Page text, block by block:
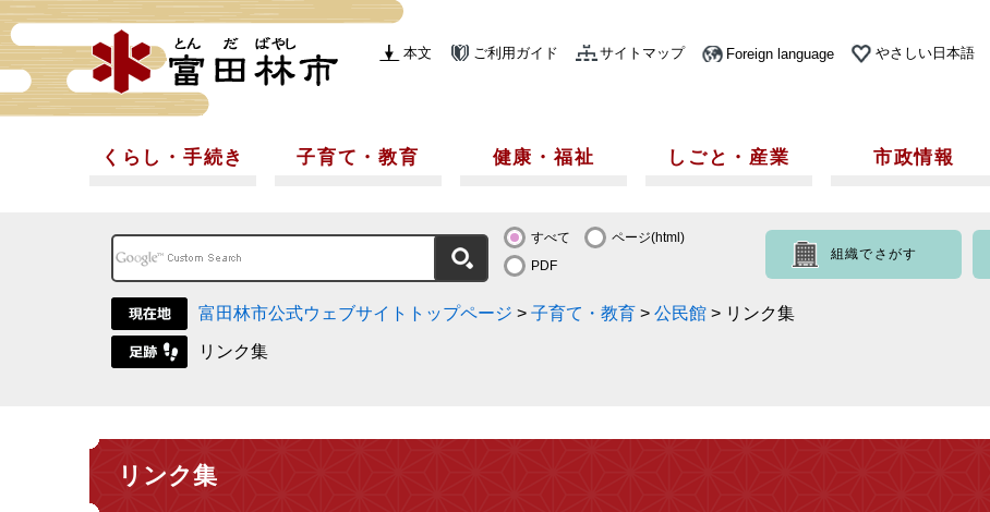
本文 ご利用ガイド サイトマップ Foreign language やさしい日本語
くらし・手続き 子育て・教育 健康・福祉 しごと・産業 市政情報
すべて
ページ(html)
PDF
組織でさがす
富田林市公式ウェブサイトトップページ > 子育て・教育 > 公民館 > リンク集
リンク集
リンク集